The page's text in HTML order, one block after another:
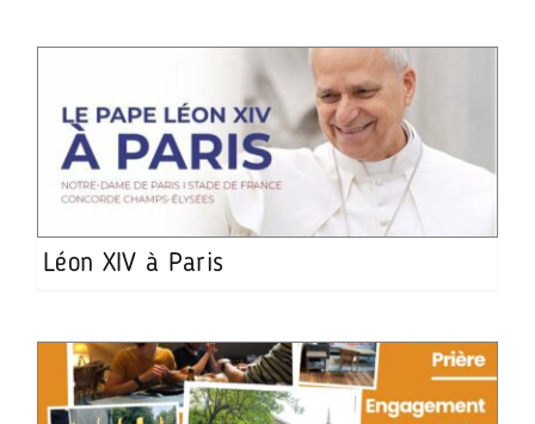
Léon XIV à Paris